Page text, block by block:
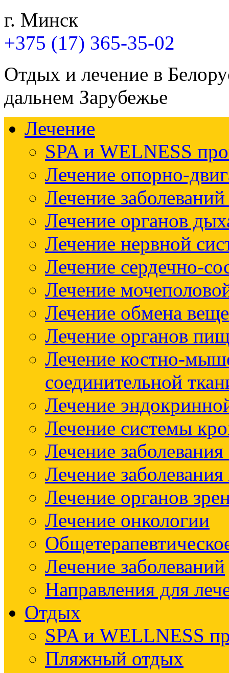
г. Минск
+375 (17) 365-35-02
Отдых и лечение в
дальнем Зарубежье
Лечение
SPA и WELNESS
Лечение опорно-
Лечение
Лечение органов
Лечение нервной
Лечение сердечно-
Лечение
Лечение обмена
Лечение органов
Лечение костно-
соединительной
Лечение
Лечение системы
Лечение
Лечение
Лечение органов
Лечение онкологии
Лечение заболеваний
Направления для
Отдых
SPA и WELLNESS
Пляжный отдых